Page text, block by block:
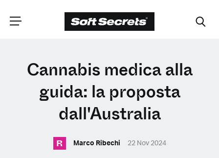
SCEGLI LA
TUA POSIZIONE
English (United Kingdom)
Cannabis medica alla
guida: la proposta
dall'Australia
R Marco Ribechi 22 Nov 2024